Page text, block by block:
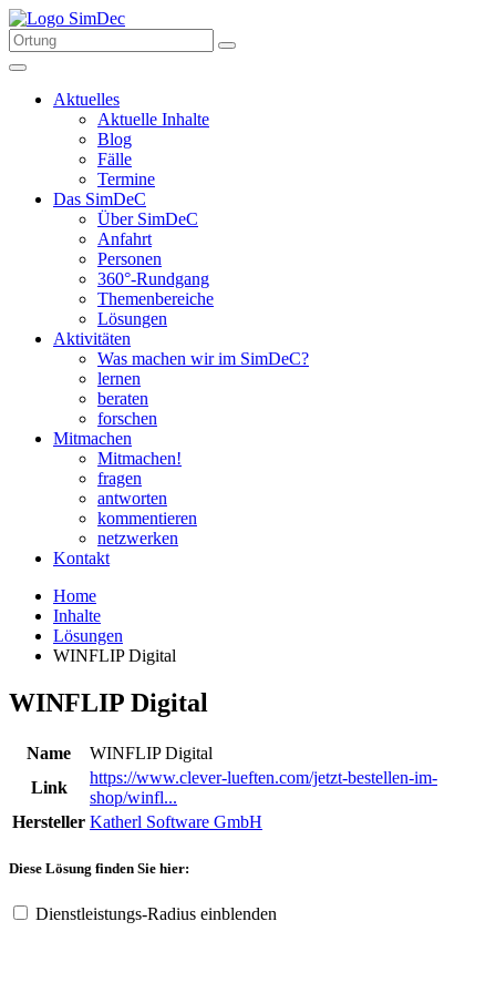
Aktuelles
Aktuelle Inhalte
Blog
Fälle
Termine
Das SimDeC
Über SimDeC
Anfahrt
Personen
360°-Rundgang
Themenbereiche
Lösungen
Aktivitäten
Was machen wir im SimDeC?
lernen
beraten
forschen
Mitmachen
Mitmachen!
fragen
antworten
kommentieren
netzwerken
Kontakt
Home
Inhalte
Lösungen
WINFLIP Digital
WINFLIP Digital
Name
WINFLIP Digital
Link
https://www.clever-lueften.com/jetzt-bestellen-im-
shop/winfl...
Hersteller Katherl Software GmbH
Diese Lösung finden Sie hier:
Dienstleistungs-Radius einblenden